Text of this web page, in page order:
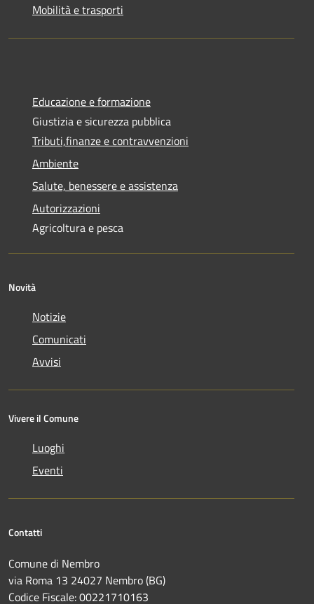
Mobilità e trasporti
Educazione e formazione
Giustizia e sicurezza pubblica
Tributi,finanze e contravvenzioni
Ambiente
Salute, benessere e assistenza
Autorizzazioni
Agricoltura e pesca
Novità
Notizie
Comunicati
Avvisi
Vivere il Comune
Luoghi
Eventi
Contatti
Comune di Nembro
via Roma 13 24027 Nembro (BG)
Codice Fiscale: 00221710163